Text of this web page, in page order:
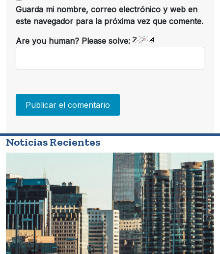
Guarda mi nombre, correo electrónico y web en
este navegador para la próxima vez que comente.
Are you human? Please solve:
Noticias Recientes